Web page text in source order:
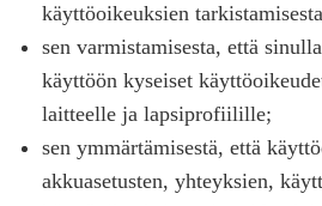
käyttöoikeuksien
sen varmistamisesta, että
käyttöön kyseiset
laitteelle ja lapsiprofiilille;
sen ymmärtämisestä, että
akkuasetusten, yhteyksien,